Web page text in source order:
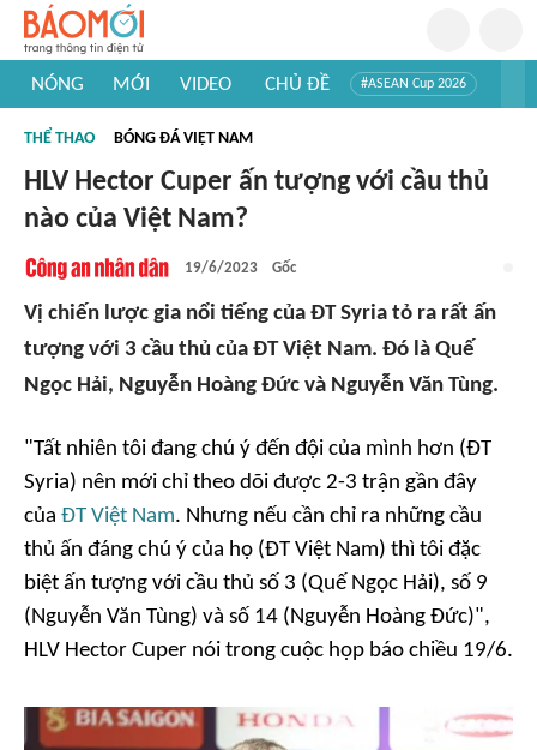
NÓNG MỚI VIDEO CHỦ ĐỀ #ASEAN Cup 2026
#Khám phá thế giới
THỂ THAO BÓNG ĐÁ VIỆT NAM
HLV Hector Cuper ấn tượng với cầu thủ
nào của Việt Nam?
19/6/2023 Gốc
Vị chiến lược gia nổi tiếng của ĐT Syria tỏ ra rất ấn
tượng với 3 cầu thủ của ĐT Việt Nam. Đó là Quế
Ngọc Hải, Nguyễn Hoàng Đức và Nguyễn Văn Tùng.
"Tất nhiên tôi đang chú ý đến đội của mình hơn (ĐT
Syria) nên mới chỉ theo dõi được 2-3 trận gần đây
của ĐT Việt Nam. Nhưng nếu cần chỉ ra những cầu
thủ ấn đáng chú ý của họ (ĐT Việt Nam) thì tôi đặc
biệt ấn tượng với cầu thủ số 3 (Quế Ngọc Hải), số 9
(Nguyễn Văn Tùng) và số 14 (Nguyễn Hoàng Đức)",
HLV Hector Cuper nói trong cuộc họp báo chiều 19/6.